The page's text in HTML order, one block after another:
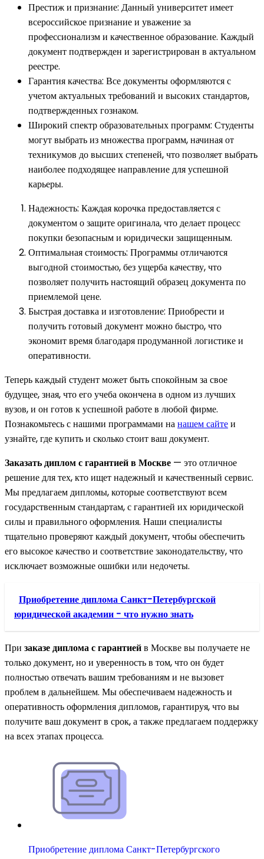
Престиж и признание: Данный университет имеет
всероссийское признание и уважение за
профессионализм и качественное образование. Каждый
документ подтвержден и зарегистрирован в актуальном
реестре.
Гарантия качества: Все документы оформляются с
учетом актуальных требований и высоких стандартов,
подтвержденных гознаком.
Широкий спектр образовательных программ: Студенты
могут выбрать из множества программ, начиная от
техникумов до высших степеней, что позволяет выбрать
наиболее подходящее направление для успешной
карьеры.
Надежность: Каждая корочка предоставляется с
документом о защите оригинала, что делает процесс
покупки безопасным и юридически защищенным.
Оптимальная стоимость: Программы отличаются
выгодной стоимостью, без ущерба качеству, что
позволяет получить настоящий образец документа по
приемлемой цене.
Быстрая доставка и изготовление: Приобрести и
получить готовый документ можно быстро, что
экономит время благодаря продуманной логистике и
оперативности.
Теперь каждый студент может быть спокойным за свое
будущее, зная, что его учеба окончена в одном из лучших
вузов, и он готов к успешной работе в любой фирме.
Познакомьтесь с нашими программами нанашем сайтеи
узнайте, где купить и сколько стоит ваш документ.
Заказать диплом с гарантией в Москве — это отличное
решение для тех, кто ищет надежный и качественный сервис.
Мы предлагаем дипломы, которые соответствуют всем
государственным стандартам, с гарантией их юридической
силы и правильного оформления. Наши специалисты
тщательно проверяют каждый документ, чтобы обеспечить
его высокое качество и соответствие законодательству, что
исключает возможные ошибки или недочеты.
Приобретение диплома Санкт-Петербургской
юридической академии - что нужно знать
При заказе диплома с гарантиейв Москве вы получаете не
только документ, но и уверенность в том, что он будет
полностью отвечать вашим требованиям и не вызовет
проблем в дальнейшем. Мы обеспечиваем надежность и
оперативность оформления дипломов, гарантируя, что вы
получите ваш документ в срок, а также предлагаем поддержку
на всех этапах процесса.
Приобретение диплома Санкт-Петербургского